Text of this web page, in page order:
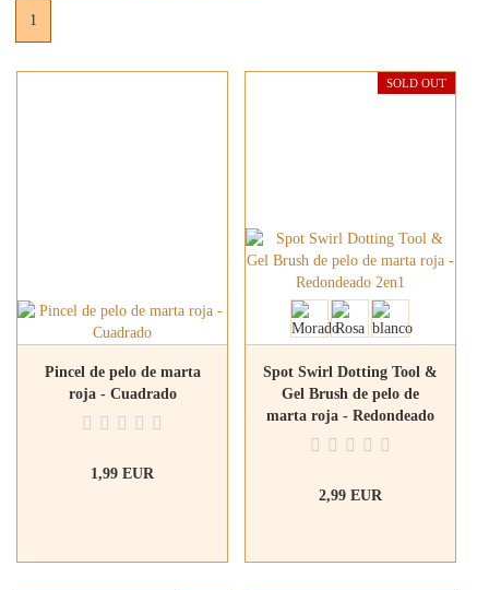
1
Pincel de pelo de marta
roja - Cuadrado
1,99 EUR
SOLD OUT
Spot Swirl Dotting Tool &
Gel Brush de pelo de
marta roja - Redondeado
2en1
2,99 EUR